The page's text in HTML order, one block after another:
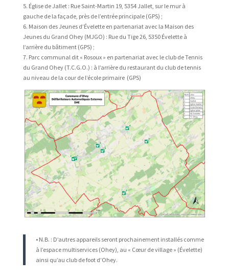
5. Église de Jallet : Rue Saint-Martin 19, 5354 Jallet, sur le mur à
gauche de la façade, près de l’entrée principale (GPS) ;
6. Maison des Jeunes d’Évelette en partenariat avec la Maison des
Jeunes du Grand Ohey (MJGO) : Rue du Tige 26, 5350 Évelette à
l’arrière du bâtiment (GPS) ;
7. Parc communal dit « Rosoux » en partenariat avec le club de Tennis
du Grand Ohey (T.C.G.O.) : à l’arrière du restaurant du club de tennis
au niveau de la cour de l’école primaire (GPS)
• N.B. : D’autres appareils seront prochainement installés comme
à l’espace multiservices (Ohey), au « Cœur de village » (Évelette)
ainsi qu’au club de foot d’Ohey.